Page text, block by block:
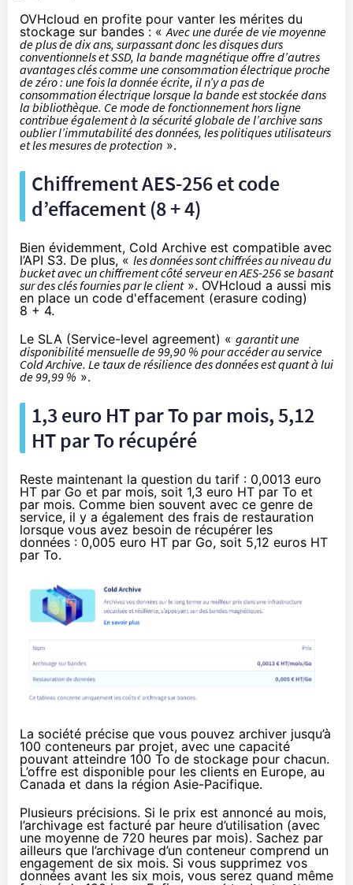
OVHcloud en profite pour vanter les mérites du
stockage sur bandes : «Avec une durée de vie moyenne
de plus de dix ans, surpassant donc les disques durs
conventionnels et SSD, la bande magnétique offre d’autres
avantages clés comme une consommation électrique proche
de zéro : une fois la donnée écrite, il n’y a pas de
consommation électrique lorsque la bande est stockée dans
la bibliothèque. Ce mode de fonctionnement hors ligne
contribue également à la sécurité globale de l’archive sans
oublier l’immutabilité des données, les politiques utilisateurs
et les mesures de protection ».
Chiffrement AES-256 et code
d’effacement (8 + 4)
Bien évidemment, Cold Archive est compatible avec
l’API S3. De plus, « les données sont chiffrées au niveau du
bucket avec un chiffrement côté serveur en AES-256 se basant
sur des clés fournies par le client». OVHcloud a aussi mis
en place un code d'effacement (erasure coding)
8 + 4.
Le SLA (Service-level agreement) « garantit une
disponibilité mensuelle de 99,90 % pour accéder au service
Cold Archive. Le taux de résilience des données est quant à lui
de 99,99 % ».
1,3 euro HT par To par mois, 5,12
HT par To récupéré
Reste maintenant la question du tarif : 0,0013 euro
HT par Go et par mois, soit 1,3 euro HT par To et
par mois. Comme bien souvent avec ce genre de
service, il y a également des frais de restauration
lorsque vous avez besoin de récupérer les
données : 0,005 euro HT par Go, soit 5,12 euros HT
par To.
La société précise que vous pouvez archiver jusqu’à
100 conteneurs par projet, avec une capacité
pouvant atteindre 100 To de stockage pour chacun.
L’offre est disponible pour les clients en Europe, au
Canada et dans la région Asie-Pacifique.
Plusieurs précisions. Si le prix est annoncé au mois,
l’archivage est facturé par heure d’utilisation (avec
une moyenne de 720 heures par mois). Sachez par
ailleurs que l’archivage d’un conteneur comprend un
engagement de six mois. Si vous supprimez vos
données avant les six mois, vous serez quand même